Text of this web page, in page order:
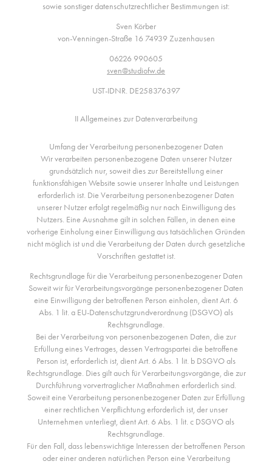
sowie sonstiger datenschutzrechtlicher Bestimmungen ist:
Sven Körber
von-Venningen-Straße 16 74939 Zuzenhausen
06226 990605
sven@studiofw.de
UST-IDNR. DE258376397
II Allgemeines zur Datenverarbeitung
Umfang der Verarbeitung personenbezogener Daten
Wir verarbeiten personenbezogene Daten unserer Nutzer
grundsätzlich nur, soweit dies zur Bereitstellung einer
funktionsfähigen Website sowie unserer Inhalte und Leistungen
erforderlich ist. Die Verarbeitung personenbezogener Daten
unserer Nutzer erfolgt regelmäßig nur nach Einwilligung des
Nutzers. Eine Ausnahme gilt in solchen Fällen, in denen eine
vorherige Einholung einer Einwilligung aus tatsächlichen Gründen
nicht möglich ist und die Verarbeitung der Daten durch gesetzliche
Vorschriften gestattet ist.
Rechtsgrundlage für die Verarbeitung personenbezogener Daten
Soweit wir für Verarbeitungsvorgänge personenbezogener Daten
eine Einwilligung der betroffenen Person einholen, dient Art. 6
Abs. 1 lit. a EU-Datenschutzgrundverordnung (DSGVO) als
Rechtsgrundlage.
Bei der Verarbeitung von personenbezogenen Daten, die zur
Erfüllung eines Vertrages, dessen Vertragspartei die betroffene
Person ist, erforderlich ist, dient Art. 6 Abs. 1 lit. b DSGVO als
Rechtsgrundlage. Dies gilt auch für Verarbeitungsvorgänge, die zur
Durchführung vorvertraglicher Maßnahmen erforderlich sind.
Soweit eine Verarbeitung personenbezogener Daten zur Erfüllung
einer rechtlichen Verpflichtung erforderlich ist, der unser
Unternehmen unterliegt, dient Art. 6 Abs. 1 lit. c DSGVO als
Rechtsgrundlage.
Für den Fall, dass lebenswichtige Interessen der betroffenen Person
oder einer anderen natürlichen Person eine Verarbeitung